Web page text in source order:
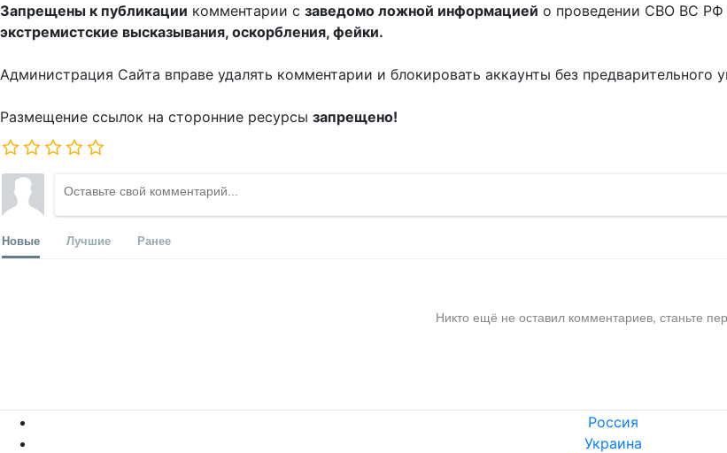
Запрещены к публикации комментарии с заведомо ложной информацией о проведении СВО ВС РФ
экстремистские высказывания, оскорбления, фейки.
Администрация Сайта вправе удалять комментарии и блокировать аккаунты без предварительного
Размещение ссылок на сторонние ресурсы запрещено!
Новые Лучшие Ранее
Никто ещё не оставил комментариев, станьте
Россия
Украина